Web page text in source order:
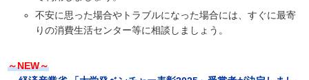
不安に思った場合やトラブルになった場合には、すぐに最寄
りの消費生活センター等に相談しましょう。
～NEW～